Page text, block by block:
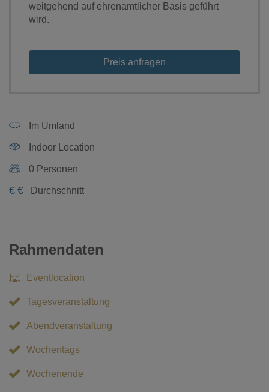
weitgehend auf ehrenamtlicher Basis geführt
wird.
Preis anfragen
Im Umland
Indoor Location
0 Personen
€ € Durchschnitt
Rahmendaten
Eventlocation
Tagesveranstaltung
Abendveranstaltung
Wochentags
Wochenende